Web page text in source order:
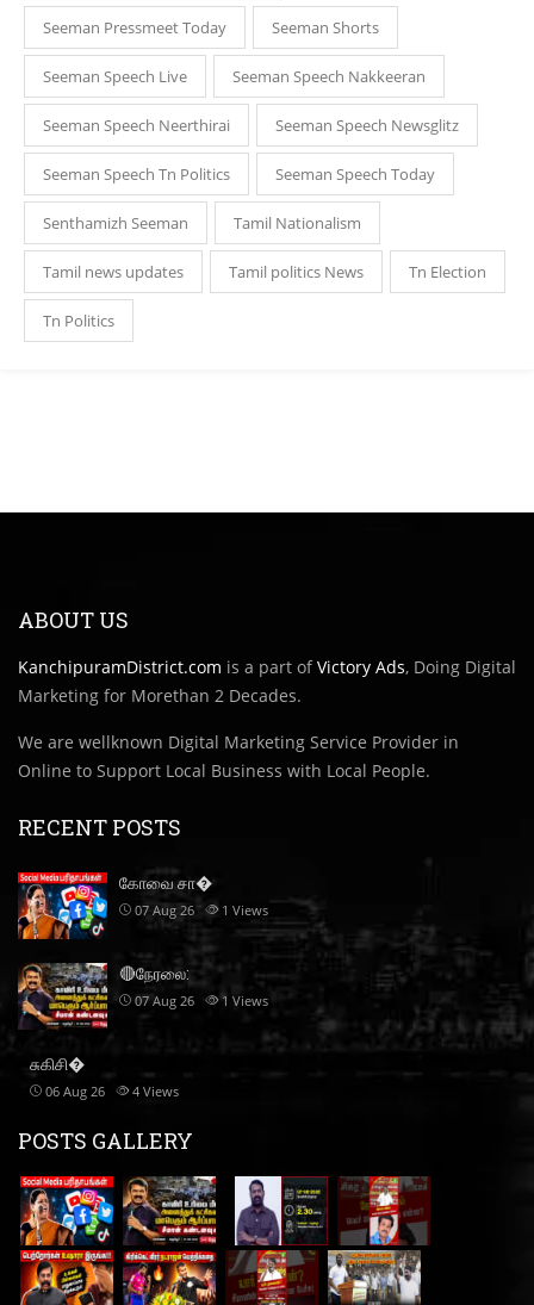
Seeman Pressmeet Today Seeman Shorts
Seeman Speech Live Seeman Speech Nakkeeran
Seeman Speech Neerthirai Seeman Speech Newsglitz
Seeman Speech Tn Politics Seeman Speech Today
Senthamizh Seeman Tamil Nationalism
Tamil news updates Tamil politics News Tn Election
Tn Politics
ABOUT US
KanchipuramDistrict.com is a part ofVictory Ads, Doing Digital
Marketing for Morethan 2 Decades.
We are wellknown Digital Marketing Service Provider in
Online to Support Local Business with Local People.
RECENT POSTS
கோவை சா�
07 Aug 26 1 Views
🔴நேரலை:
07 Aug 26 1 Views
சுகிசி�
06 Aug 26 4 Views
POSTS GALLERY